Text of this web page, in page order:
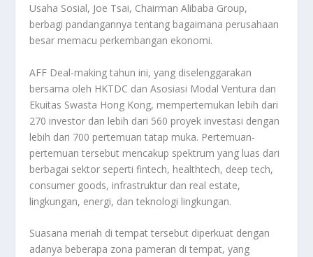
Usaha Sosial, Joe Tsai, Chairman Alibaba Group,
berbagi pandangannya tentang bagaimana perusahaan
besar memacu perkembangan ekonomi.
AFF Deal-making tahun ini, yang diselenggarakan
bersama oleh HKTDC dan Asosiasi Modal Ventura dan
Ekuitas Swasta Hong Kong, mempertemukan lebih dari
270 investor dan lebih dari 560 proyek investasi dengan
lebih dari 700 pertemuan tatap muka. Pertemuan-
pertemuan tersebut mencakup spektrum yang luas dari
berbagai sektor seperti fintech, healthtech, deep tech,
consumer goods, infrastruktur dan real estate,
lingkungan, energi, dan teknologi lingkungan.
Suasana meriah di tempat tersebut diperkuat dengan
adanya beberapa zona pameran di tempat, yang